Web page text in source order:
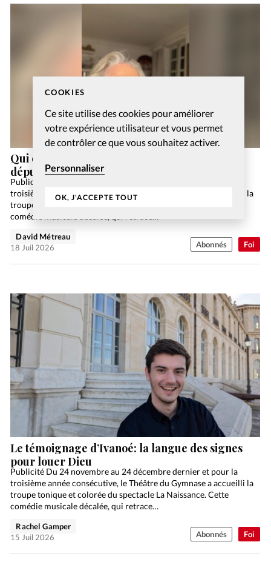
COOKIES
Ce site utilise des cookies pour améliorer
votre expérience utilisateur et vous permet
de contrôler ce que vous souhaitez activer.
Personnaliser
OK, J'ACCEPTE TOUT
Foi
Qui dites-vous que je suis? Avec l’ancienne
députée Georgina Dufoix
Publicité Du 24 novembre au 24 décembre dernier et pour la
troisième année consécutive, le Théâtre du Gymnase a accueilli la
troupe tonique et colorée du spectacle La Naissance. Cette
comédie musicale décalée, qui retrace…
David Métreau
18 Juil 2026
Abonnés
Foi
Le témoignage d’Ivanoé: la langue des signes
pour louer Dieu
Publicité Du 24 novembre au 24 décembre dernier et pour la
troisième année consécutive, le Théâtre du Gymnase a accueilli la
troupe tonique et colorée du spectacle La Naissance. Cette
comédie musicale décalée, qui retrace…
Rachel Gamper
15 Juil 2026
Abonnés